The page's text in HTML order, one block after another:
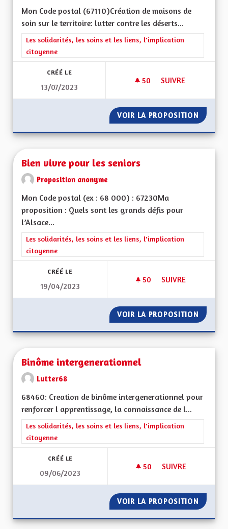
Mon Code postal (67110) Création de maisons de
soin sur le territoire: lutter contre les déserts...
Filtrer les résultats de la catégorie : Les solidarités, les soins
Les solidarités, les soins et les liens, l'implication
citoyenne
CRÉÉ LE
13/07/2023
50 50 ABONNÉS
SUIVRE
VOIR LA PROPOSITION
Bien vivre pour les seniors
Proposition anonyme
Mon Code postal (ex : 68 000) : 67230Ma
proposition : Quels sont les grands défis pour
l’Alsace...
Filtrer les résultats de la catégorie : Les solidarités, les soins
Les solidarités, les soins et les liens, l'implication
citoyenne
CRÉÉ LE
19/04/2023
50 50 ABONNÉS
SUIVRE
VOIR LA PROPOSITION BIEN
Binôme intergenerationnel
Lutter68
68460: Creation de binôme intergenerationnel pour
renforcer l apprentissage, la connaissance de l...
Filtrer les résultats de la catégorie : Les solidarités, les soins
Les solidarités, les soins et les liens, l'implication
citoyenne
CRÉÉ LE
09/06/2023
50 50 ABONNÉS
SUIVRE
VOIR LA PROPOSITION